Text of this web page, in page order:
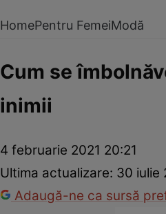
HomePentru FemeiModă
Cum se
inimii
4 februarie 2021 20:21
Ultima actualizare: 30 iulie
Adaugă-ne ca sursă